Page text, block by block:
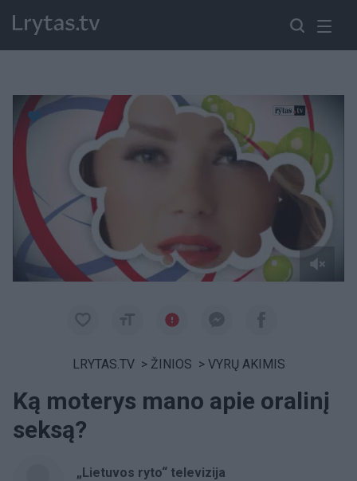
Paremkite Ukrainą
LRYTAS.TV > ŽINIOS > VYRŲ AKIMIS
Ką moterys mano apie oralinį
seksą?
„Lietuvos ryto“ televizija